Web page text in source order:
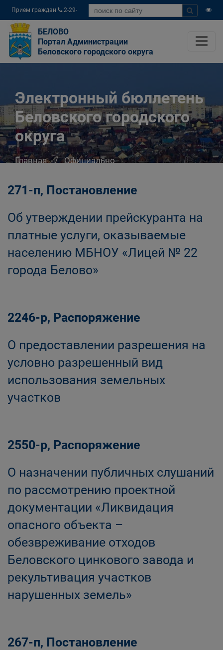
Прием граждан
2-29-
04
БЕЛОВО
Портал Администрации
Беловского городского округа
Электронный бюллетень
Беловского городского
округа
Главная
Официально
городского округа
271-п, Постановление
Об утверждении прейскуранта на
платные услуги, оказываемые
населению МБНОУ «Лицей № 22
города Белово»
2246-р, Распоряжение
О предоставлении разрешения на
условно разрешенный вид
использования земельных
участков
2550-р, Распоряжение
О назначении публичных слушаний
по рассмотрению проектной
документации «Ликвидация
опасного объекта –
обезвреживание отходов
Беловского цинкового завода и
рекультивация участков
нарушенных земель»
267-п, Постановление